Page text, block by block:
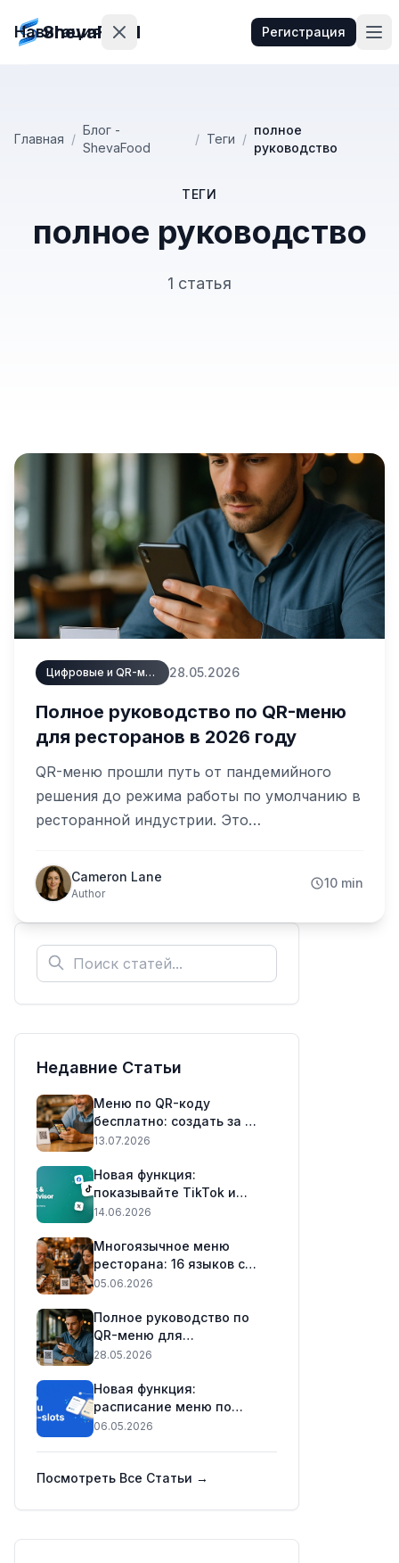
ShevaFood Регистрация
Навигация
Главная /
Блог -
ShevaFood
/ Теги /
полное
руководство
ТЕГИ
полное руководство
1 статья
Цифровые и QR-меню 28.05.2026
Полное руководство по QR-меню
для ресторанов в 2026 году
QR-меню прошли путь от пандемийного
решения до режима работы по умолчанию в
ресторанной индустрии. Это
что они собой представляют, почему
работают, сколько стоят и как запустить
Cameron Lane
Author
10 min
Недавние Статьи
Меню по QR-коду
бесплатно: создать за 5
минут (2026)
13.07.2026
Новая функция:
показывайте TikTok и
TripAdvisor в вашем меню
14.06.2026
Многоязычное меню
ресторана: 16 языков с
одним QR-кодом (2026)
05.06.2026
Полное руководство по
QR-меню для
ресторанов в 2026 году
28.05.2026
Новая функция:
расписание меню по
временным интервалам
06.05.2026
Посмотреть Все Статьи →